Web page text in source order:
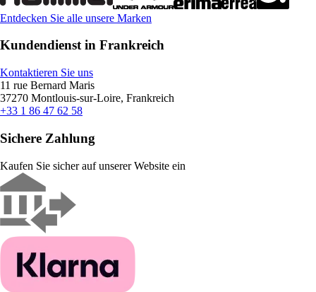
Entdecken Sie alle unsere Marken
Kundendienst in Frankreich
Kontaktieren Sie uns
11 rue Bernard Maris
37270 Montlouis-sur-Loire, Frankreich
+33 1 86 47 62 58
Sichere Zahlung
Kaufen Sie sicher auf unserer Website ein